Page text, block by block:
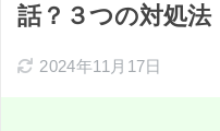
話？３つの対処法
2024年11月17日